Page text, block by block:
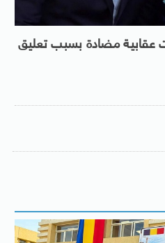
عقابية مضادة بسبب تعليق